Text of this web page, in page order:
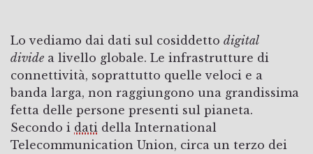
Lo vediamo dai dati sul cosiddetto digital
divide a livello globale. Le infrastrutture di
connettività, soprattutto quelle veloci e a
banda larga, non raggiungono una grandissima
fetta delle persone presenti sul pianeta.
Secondo i dati della International
Telecommunication Union, circa un terzo dei